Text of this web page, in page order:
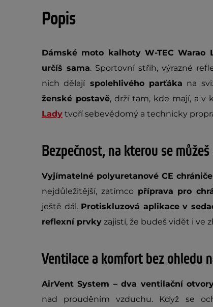
Popis
Dámské moto kalhoty W-TEC Warao
určíš sama. Sportovní střih, výrazné
nich dělajíspolehlivého parťáka na
ženské postavě, drží tam, kde mají, a v
Lady tvoří sebevědomý a technicky
Bezpečnost, na kterou se
Vyjímatelné polyuretanové CE chrániče
nejdůležitější, zatímco příprava pro
ještě dál. Protiskluzová aplikace v
reflexní prvky zajistí, že budeš vidět i ve
Ventilace a komfort bez ohledu
AirVent System – dva ventilační
nad prouděním vzduchu. Když se